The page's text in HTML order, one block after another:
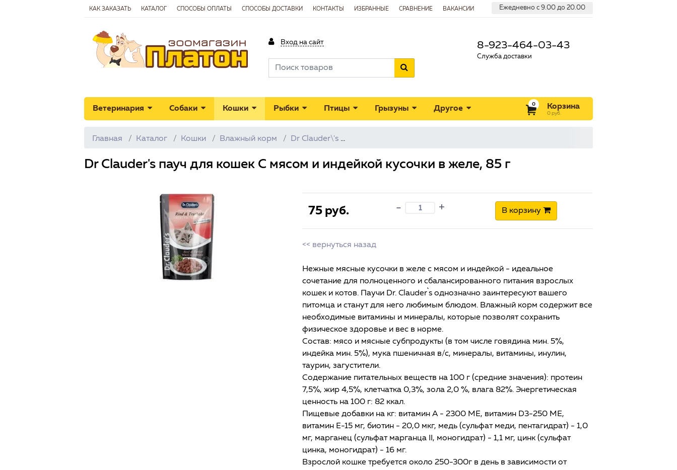
КАК ЗАКАЗАТЬ КАТАЛОГ СПОСОБЫ ОПЛАТЫ СПОСОБЫ ДОСТАВКИ КОНТАКТЫ ИЗБРАННЫЕ СРАВНЕНИЕ ВАКАНСИИ Ежедневно с 9.00 до 20.00
Вход на сайт 8-923-464-03-43
Служба доставки
Ветеринария Собаки Кошки Рыбки Птицы Грызуны Другое Корзина
0 руб.
0
Главная Каталог Кошки Влажный корм Dr Clauder\'s
Dr Clauder's пауч для кошек С мясом и индейкой кусочки в желе, 85 г
75 руб. - + В корзину
<< вернуться назад
Нежные мясные кусочки в желе с мясом и индейкой - идеальное
сочетание для полноценного и сбалансированного питания взрослых
кошек и котов. Паучи Dr. Clauder`s однозначно заинтересуют вашего
питомца и станут для него любимым блюдом. Влажный корм содержит все
необходимые витамины и минералы, которые позволят сохранить
физическое здоровье и вес в норме.
Состав: мясо и мясные субпродукты (в том числе говядина мин. 5%,
индейка мин. 5%), мука пшеничная в/с, минералы, витамины, инулин,
таурин, загустители.
Содержание питательных веществ на 100 г (средние значения): протеин
7,5%, жир 4,5%, клетчатка 0,3%, зола 2,0 %, влага 82%. Энергетическая
ценность на 100 г: 82 ккал.
Пищевые добавки на кг: витамин А - 2300 МЕ, витамин D3-250 МЕ,
витамин E-15 мг, биотин - 20,0 мкг, медь (сульфат меди, пентагидрат) - 1,0
мг, марганец (сульфат марганца II, моногидрат) - 1,1 мг, цинк (сульфат
цинка, моногидрат) - 16 мг.
Взрослой кошке требуется около 250-300г в день в зависимости от